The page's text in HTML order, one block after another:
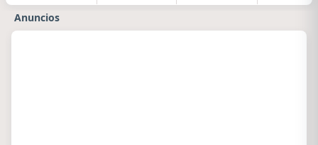
Anuncios